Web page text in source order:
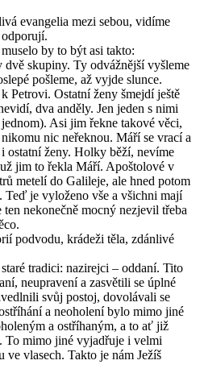
evangelia mezi sebou, vidíme
by to být asi takto:
skupiny. Ty odvážnější vyšleme
pošleme, až vyjde slunce.
Petrovi. Ostatní ženy šmejdí ještě
dva anděly. Jen jeden s nimi
Asi jim řekne takové věci,
nic neřeknou. Máří se vrací a
ostatní ženy. Holky běží, nevíme
jim to řekla Máří. Apoštolové v
metelí do Galileje, ale hned potom
Teď je vyloženo vše a všichni mají
nekonečně mocný nezjevil třeba
podvodu, krádeži těla, zdánlivé
tradici: nazirejci – oddaní. Tito
neupravení a zasvětili se úplné
svůj postoj, dovolávali se
a neoholení bylo mimo jiné
a ostříhaným, a to ať již
To mimo jiné vyjadřuje i velmi
vlasech. Takto je nám Ježíš